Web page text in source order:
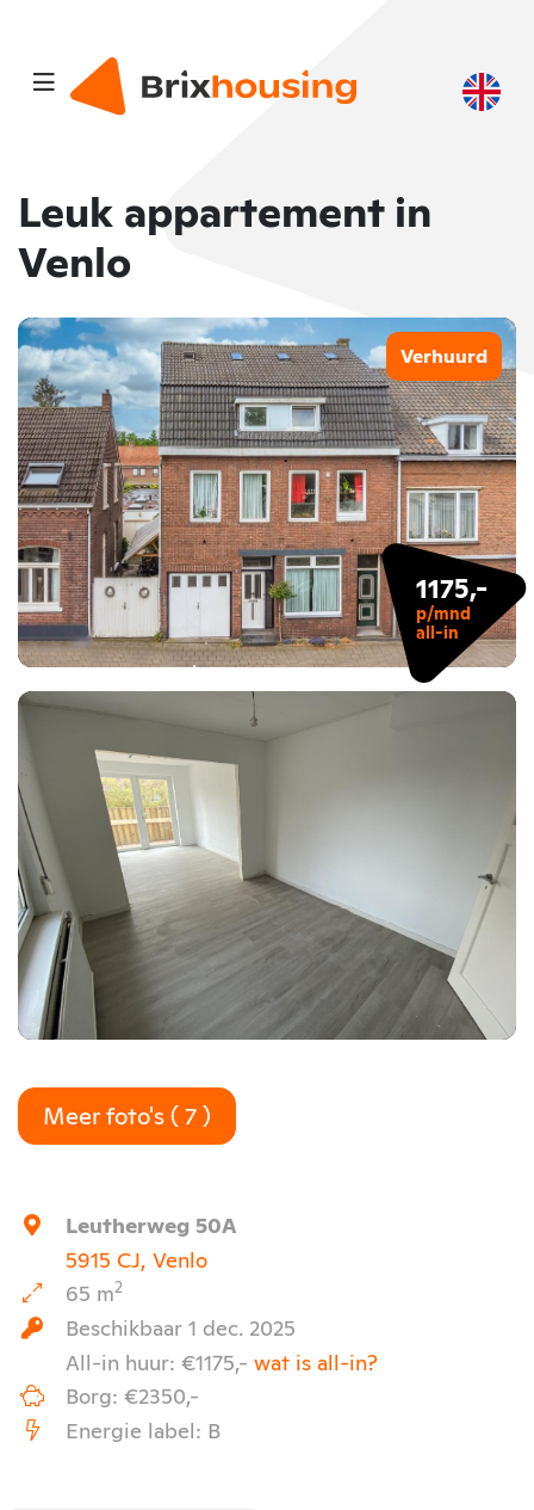
Leuk appartement in
Venlo
Verhuurd
1175,-
p/mnd
all-in
Meer foto's ( 7 )
Leutherweg 50A
5915 CJ, Venlo
65 m2
Beschikbaar 1 dec. 2025
All-in huur: €1175,- wat is all-in?
Borg: €2350,-
Energie label: B